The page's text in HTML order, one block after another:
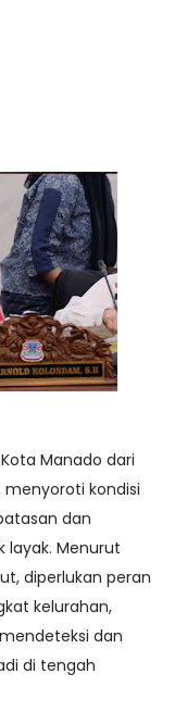
Manado dari
menyoroti kondisi
dan
Menurut
diperlukan peran
kelurahan,
dan
di tengah